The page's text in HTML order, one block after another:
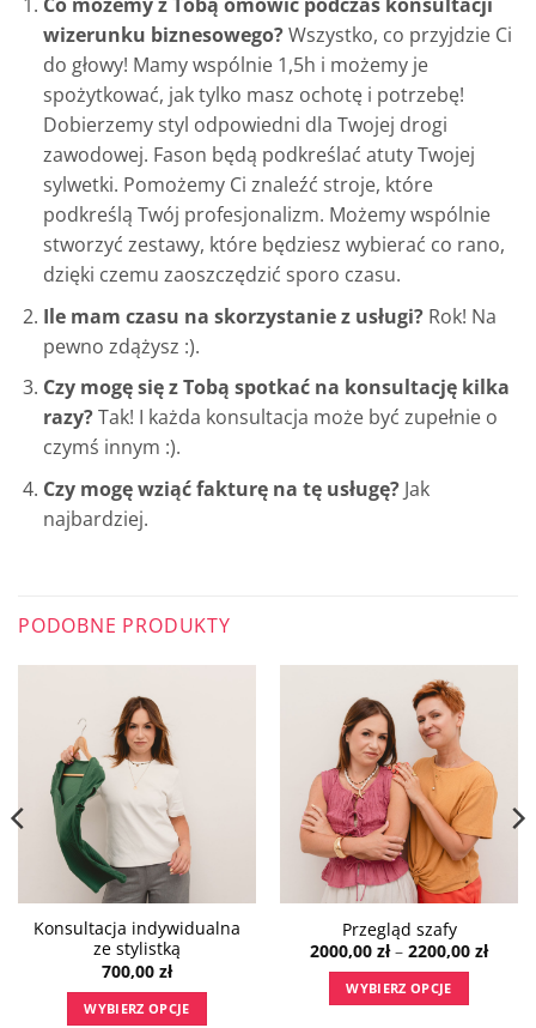
wizerunku biznesowego?Wszystko, co przyjdzie Ci
do głowy! Mamy wspólnie 1,5h i możemy je
spożytkować, jak tylko masz ochotę i potrzebę!
Dobierzemy styl odpowiedni dla Twojej drogi
zawodowej. Fason będą podkreślać atuty Twojej
sylwetki. Pomożemy Ci znaleźć stroje, które
podkreślą Twój profesjonalizm. Możemy wspólnie
stworzyć zestawy, które będziesz wybierać co rano,
dzięki czemu zaoszczędzić sporo czasu.
Ile mam czasu na skorzystanie z usługi?Rok! Na
pewno zdążysz :).
Czy mogę się z Tobą spotkać na konsultację kilka
razy?Tak! I każda konsultacja może być zupełnie o
czymś innym :).
Czy mogę wziąć fakturę na tę usługę?Jak
najbardziej.
PODOBNE PRODUKTY
Konsultacja indywidualna
ze stylistką
700,00 zł
WYBIERZ OPCJE
Przegląd szafy
2000,00 zł – 2200,00 zł
WYBIERZ OPCJE